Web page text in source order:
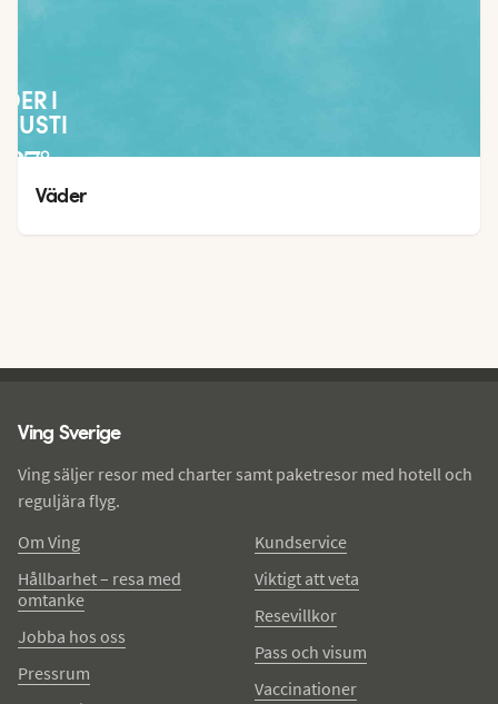
I
27°
19°
Väder
Ving Sverige
Ving säljer resor med charter samt paketresor med hotell och
reguljära flyg.
Om Ving
Hållbarhet – resa med
omtanke
Jobba hos oss
Pressrum
Kundservice
Viktigt att veta
Resevillkor
Pass och visum
Vaccinationer